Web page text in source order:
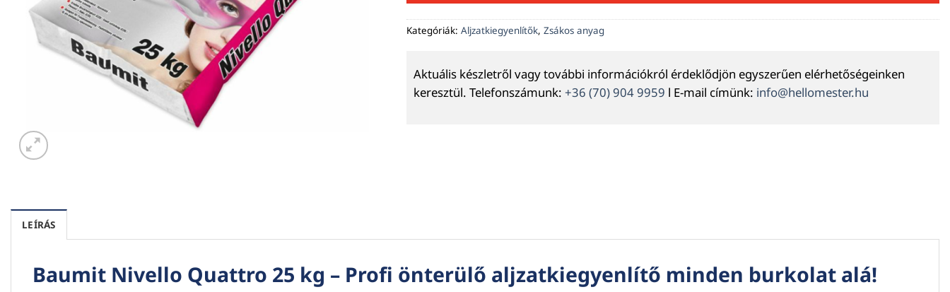
Kategóriák: Aljzatkiegyenlítők, Zsákos anyag
Aktuális készletről vagy további információkról érdeklődjön egyszerűen elérhetőségeinken
keresztül. Telefonszámunk: +36 (70) 904 9959 l E-mail címünk: info@hellomester.hu
LEÍRÁS
Baumit Nivello Quattro 25 kg – Profi önterülő aljzatkiegyenlítő minden burkolat alá!